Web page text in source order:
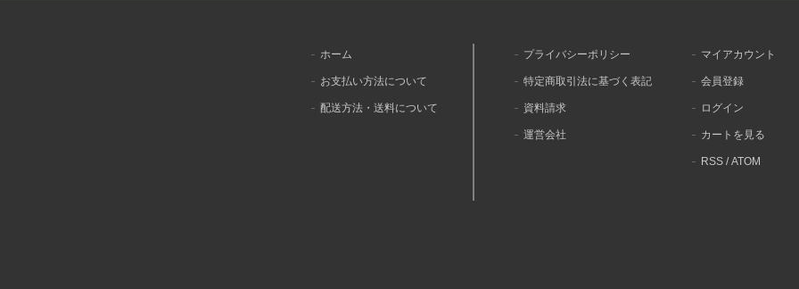
ホーム
お支払い方法について
配送方法・送料について
プライバシーポリシー
特定商取引法に基づく表記
資料請求
運営会社
マイアカウント
会員登録
ログイン
カートを見る
RSS/ATOM